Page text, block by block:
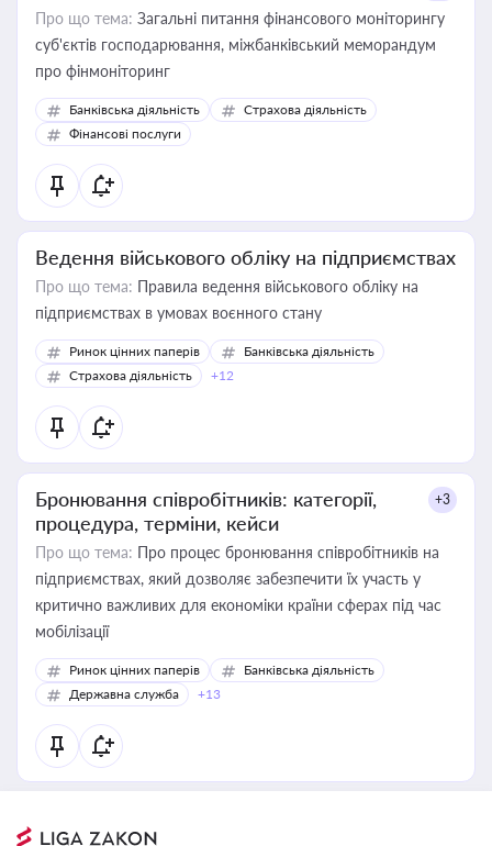
Про що тема: Загальні питання фінансового моніторингу
суб'єктів господарювання, міжбанківський меморандум
про фінмоніторинг
Банківська діяльність
Страхова діяльність
Фінансові послуги
Ведення військового обліку на підприємствах
Про що тема: Правила ведення військового обліку на
підприємствах в умовах воєнного стану
Ринок цінних паперів
Банківська діяльність
Страхова діяльність
+12
Бронювання співробітників: категорії,
процедура, терміни, кейси
+3
Про що тема: Про процес бронювання співробітників на
підприємствах, який дозволяє забезпечити їх участь у
критично важливих для економіки країни сферах під час
мобілізації
Ринок цінних паперів
Банківська діяльність
Державна служба
+13